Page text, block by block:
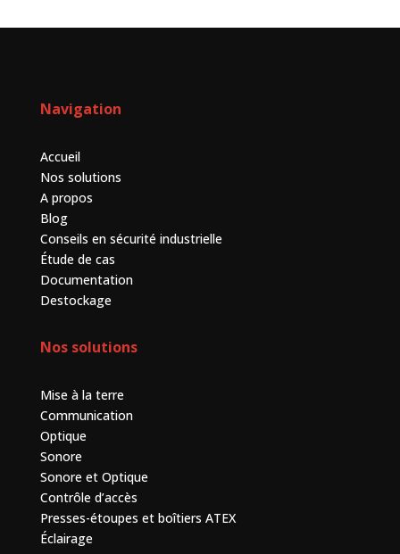
Navigation
Accueil
Nos solutions
A propos
Blog
Conseils en sécurité industrielle
Étude de cas
Documentation
Destockage
Nos solutions
Mise à la terre
Communication
Optique
Sonore
Sonore et Optique
Contrôle d’accès
Presses-étoupes et boîtiers ATEX
Éclairage